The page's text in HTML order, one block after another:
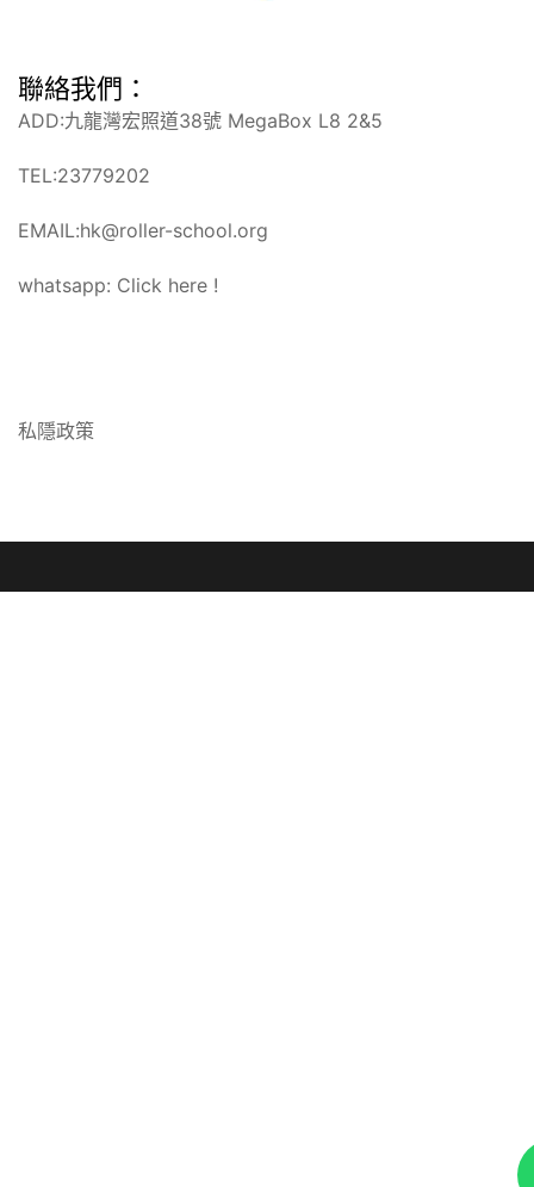
聯絡我們：
ADD:九龍灣宏照道38號 MegaBox L8 2&5
TEL:23779202
EMAIL:hk@roller-school.org
whatsapp: Click here !
私隱政策